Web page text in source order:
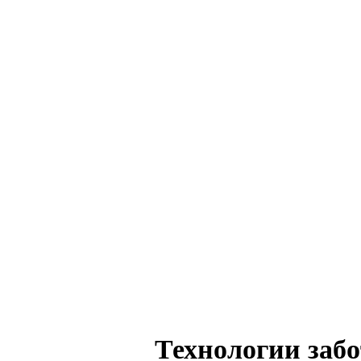
Технологии